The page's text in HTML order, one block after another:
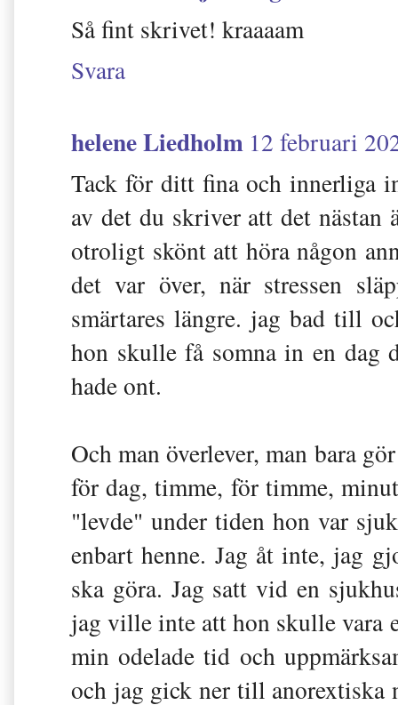
Så fint skrivet! kraaaam
Svara
helene Liedholm 12 februari
Tack för ditt fina och innerliga
av det du skriver att det nästan
otroligt skönt att höra någon
det var över, när stressen
smärtares längre. jag bad till
hon skulle få somna in en dag
hade ont.
Och man överlever, man bara
för dag, timme, för timme,
"levde" under tiden hon var
enbart henne. Jag åt inte, jag
ska göra. Jag satt vid en
jag ville inte att hon skulle vara
min odelade tid och
och jag gick ner till anorextiska